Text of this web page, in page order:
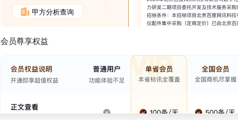
甲方分析查询
会员尊享权益